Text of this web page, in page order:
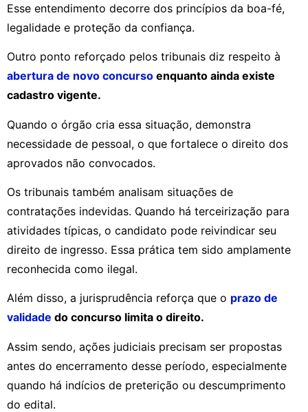
Esse entendimento decorre dos princípios da boa-fé,
legalidade e proteção da confiança.
Outro ponto reforçado pelos tribunais diz respeito à
abertura de novo concurso enquanto ainda existe
cadastro vigente.
Quando o órgão cria essa situação, demonstra
necessidade de pessoal, o que fortalece o direito dos
aprovados não convocados.
Os tribunais também analisam situações de
contratações indevidas. Quando há terceirização para
atividades típicas, o candidato pode reivindicar seu
direito de ingresso. Essa prática tem sido amplamente
reconhecida como ilegal.
Além disso, a jurisprudência reforça que o prazo de
validade do concurso limita o direito.
Assim sendo, ações judiciais precisam ser propostas
antes do encerramento desse período, especialmente
quando há indícios de preterição ou descumprimento
do edital.